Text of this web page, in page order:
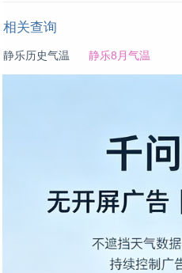
相关查询
静乐历史气温 静乐8月气温